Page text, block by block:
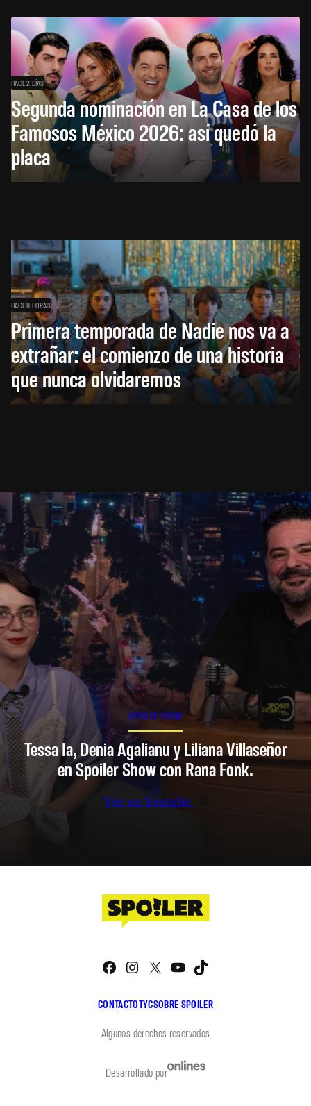
HACE 2 DÍAS
Segunda nominación en La Casa de los
Famosos México 2026: así quedó la
placa
HACE 8 HORAS
Primera temporada de Nadie nos va a
extrañar: el comienzo de una historia
que nunca olvidaremos
SPOILER SHOW
Tessa Ia, Denia Agalianu y Liliana Villaseñor
en Spoiler Show con Rana Fonk.
Ver en Youtube
CONTACTOTYCSOBRE SPOILER
Facebook
Instagram
X YouTube
Algunos derechos reservados
Desarrollado por